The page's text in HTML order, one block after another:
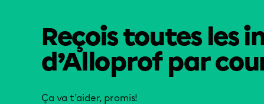
Reçois toutes les
d’Alloprof par
Ça va t’aider, promis!